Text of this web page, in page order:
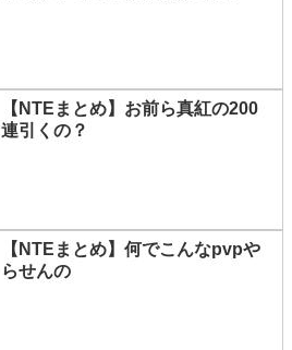
【NTEまとめ】お前ら真紅の200
連引くの？
【NTEまとめ】何でこんなpvpや
らせんの